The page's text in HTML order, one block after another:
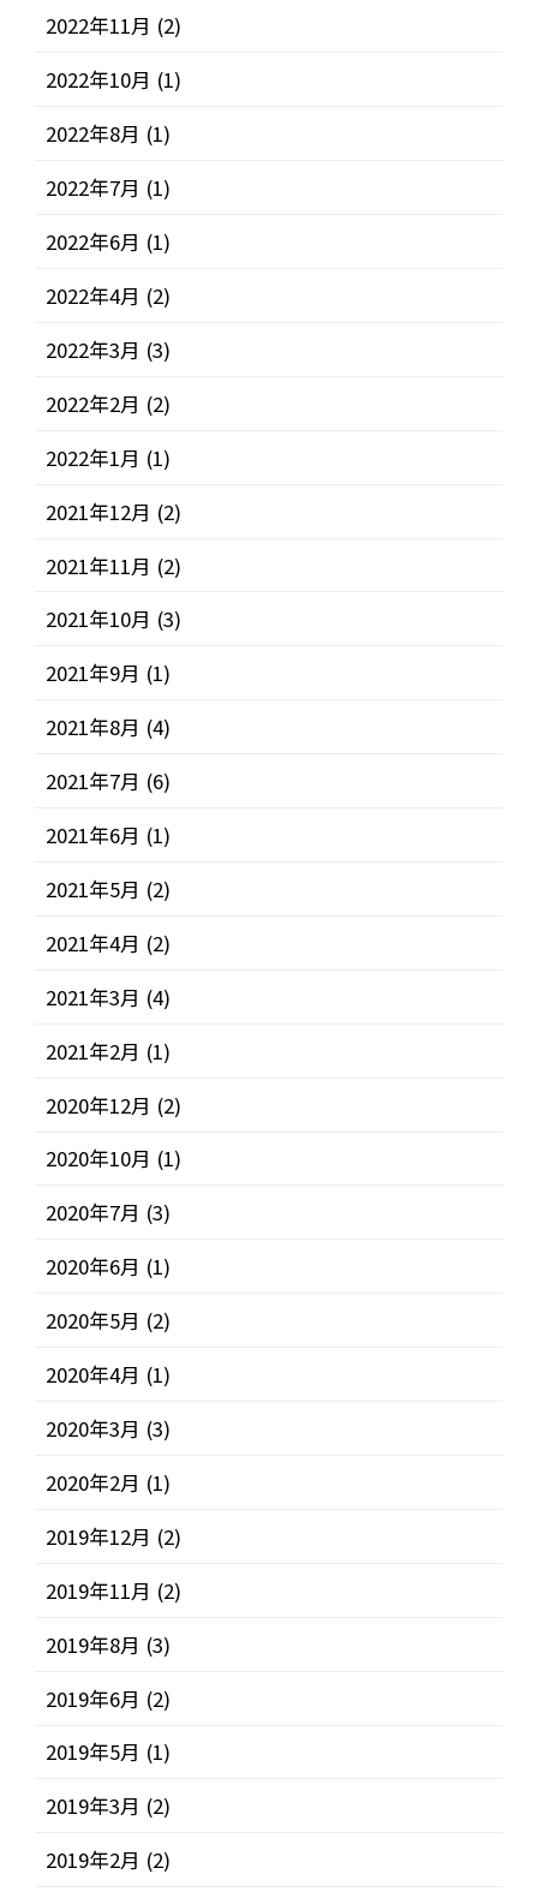
2022年11月 (2)
2022年10月 (1)
2022年8月 (1)
2022年7月 (1)
2022年6月 (1)
2022年4月 (2)
2022年3月 (3)
2022年2月 (2)
2022年1月 (1)
2021年12月 (2)
2021年11月 (2)
2021年10月 (3)
2021年9月 (1)
2021年8月 (4)
2021年7月 (6)
2021年6月 (1)
2021年5月 (2)
2021年4月 (2)
2021年3月 (4)
2021年2月 (1)
2020年12月 (2)
2020年10月 (1)
2020年7月 (3)
2020年6月 (1)
2020年5月 (2)
2020年4月 (1)
2020年3月 (3)
2020年2月 (1)
2019年12月 (2)
2019年11月 (2)
2019年8月 (3)
2019年6月 (2)
2019年5月 (1)
2019年3月 (2)
2019年2月 (2)